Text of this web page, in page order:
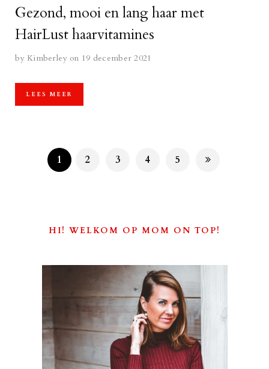
Gezond, mooi en lang haar met
HairLust haarvitamines
by Kimberley on 19 december 2021
LEES MEER
1 2 3 4 5
HI! WELKOM OP MOM ON TOP!